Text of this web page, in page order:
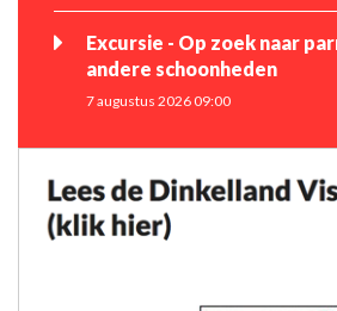
Excursie - Op zoek naar
andere schoonheden
7 augustus 2026 09:00